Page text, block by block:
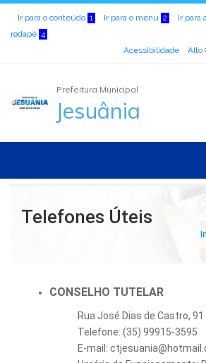
Ir para o conteúdo 1 Ir para o menu 2 Ir para
rodapé 4
Acessibilidade Alto
Prefeitura Municipal
Jesuânia
Telefones Úteis
CONSELHO TUTELAR
Rua José Dias de Castro,
Telefone: (35) 99915-3595
E-mail: